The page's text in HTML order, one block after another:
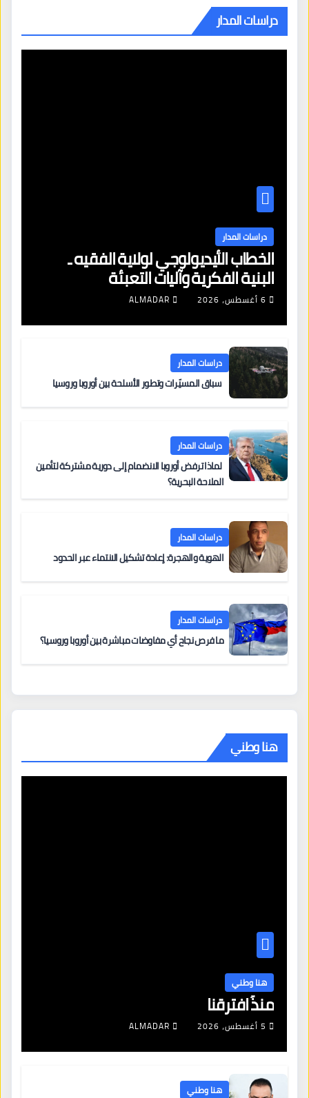
دراسات المدار
دراسات المدار
الخطاب الأيديولوجي لولاية الفقيه ـ
البنية الفكرية وآليات التعبئة
6 أغسطس، 2026 ALMADAR
دراسات المدار
سباق المسيّرات وتطور الأسلحة بين أوروبا وروسيا
دراسات المدار
لماذا ترفض أوروبا الانضمام إلى دورية مشتركة لتأمين
الملاحة البحرية؟
دراسات المدار
الهوية والهجرة: إعادة تشكيل الانتماء عبر الحدود
دراسات المدار
ما فرص نجاح أي مفاوضات مباشرة بين أوروبا وروسيا؟
هنا وطني
هنا وطني
منذُ افترقنا
5 أغسطس، 2026 ALMADAR
هنا وطني